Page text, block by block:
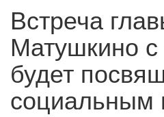
Встреча
Матушкино
будет
социальным